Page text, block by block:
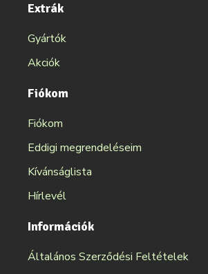
Extrák
Gyártók
Akciók
Fiókom
Fiókom
Eddigi megrendeléseim
Kívánságlista
Hírlevél
Információk
Általános Szerződési Feltételek